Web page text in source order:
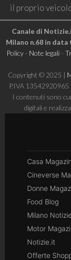
il proprio
Canale di
Milano n.68 in data
Policy- Note legali-
Copyright © 2025 |
P.IVA
I contenuti sono
digitali e
Casa
Cineverse
Donne
Food Blog
Milano
Motor
Notizie.it
Offerte